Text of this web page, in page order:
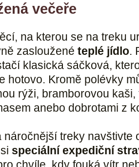
večeře
na kterou se na treku
zasloužené teplé jídlo.
klasická sáčková,
hotovo. Kromě polévky
rýži, bramborovou
anebo dobrotami z
náročnější treky navštivte
speciální expediční